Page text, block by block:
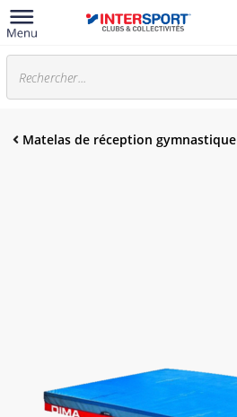
Matelas de réception gymnastique